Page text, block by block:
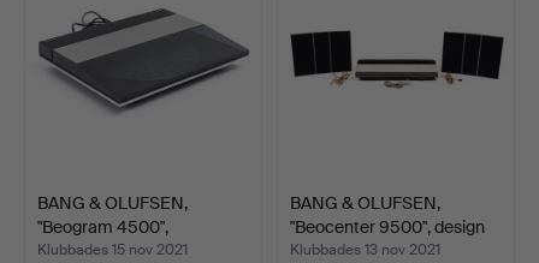
BANG & OLUFSEN,
"Beogram 4500",
skivspelar…
Klubbades 15 nov 2021
BANG & OLUFSEN,
"Beocenter 9500", design
J…
Klubbades 13 nov 2021